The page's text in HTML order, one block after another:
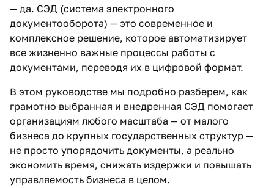
— да. СЭД (система электронного
документооборота) — это современное и
комплексное решение, которое автоматизирует
все жизненно важные процессы работы с
документами, переводя их в цифровой формат.
В этом руководстве мы подробно разберем, как
грамотно выбранная и внедренная СЭД помогает
организациям любого масштаба — от малого
бизнеса до крупных государственных структур —
не просто упорядочить документы, а реально
экономить время, снижать издержки и повышать
управляемость бизнеса в целом.